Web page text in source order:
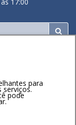
para
serviços.
pode